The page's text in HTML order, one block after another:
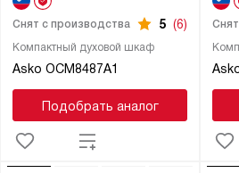
Компактный духовой шкаф
Asko OCM8487A1
Снят с производства 5 (6)
Подобрать аналог